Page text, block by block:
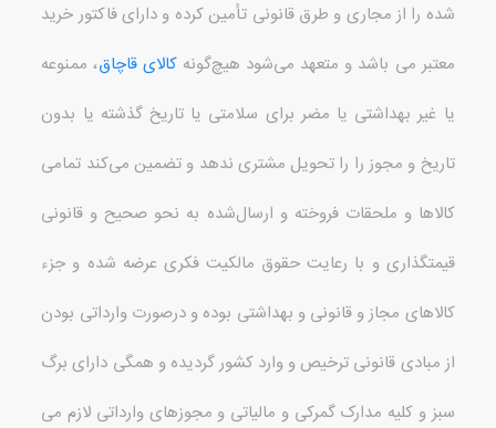
شده را از مجاری و طرق قانونی تأمین کرده و دارای فاکتور خرید
معتبر می باشد و متعهد می‌شود هیچ‌گونهکالای قاچاق، ممنوعه
یا غیر بهداشتی یا مضر برای سلامتی یا تاریخ گذشته یا بدون
تاریخ و مجوز را را تحویل مشتری ندهد و تضمین می‌کند تمامی
کالاها و ملحقات فروخته و ارسال‌شده به نحو صحیح و قانونی
قیمتگذاری و با رعایت حقوق مالکیت فکری عرضه شده و جزء
کالاهای مجاز و قانونی و بهداشتی بوده و درصورت وارداتی بودن
از مبادی قانونی ترخیص و وارد کشور گردیده و همگی دارای برگ
سبز و کلیه مدارک گمرکی و مالیاتی و مجوزهای وارداتی لازم می